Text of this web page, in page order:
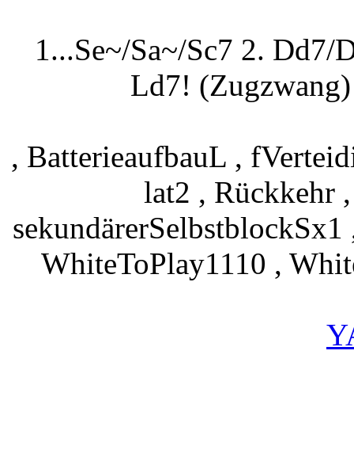
1...Se~/Sa~/Sc7 2.
Ld7!
, BatterieaufbauL ,
lat2 , Rückkehr
WhiteToPlay1110 ,